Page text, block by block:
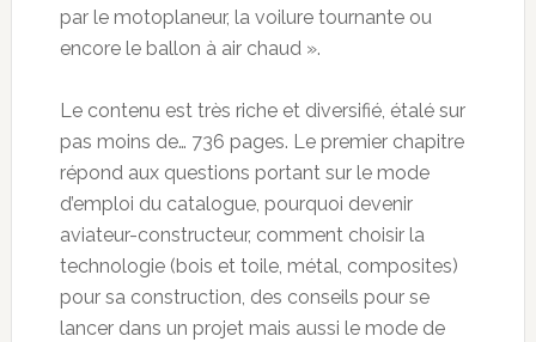
par le motoplaneur, la voilure tournante ou
encore le ballon à air chaud ».
Le contenu est très riche et diversifié, étalé sur
pas moins de… 736 pages. Le premier chapitre
répond aux questions portant sur le mode
d’emploi du catalogue, pourquoi devenir
aviateur-constructeur, comment choisir la
technologie (bois et toile, métal, composites)
pour sa construction, des conseils pour se
lancer dans un projet mais aussi le mode de